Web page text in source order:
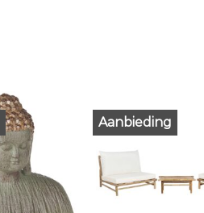
Aanbieding